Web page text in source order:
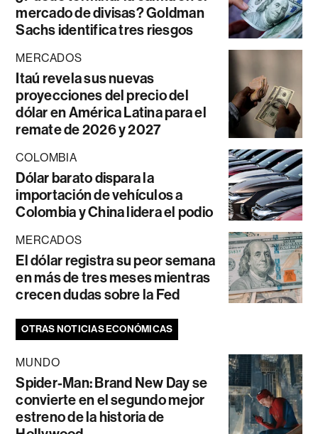
mercado de divisas? Goldman
Sachs identifica tres riesgos
MERCADOS
Itaú revela sus nuevas
proyecciones del precio del
dólar en América Latina para el
remate de 2026 y 2027
COLOMBIA
Dólar barato dispara la
importación de vehículos a
Colombia y China lidera el podio
MERCADOS
El dólar registra su peor semana
en más de tres meses mientras
crecen dudas sobre la Fed
OTRAS NOTICIAS ECONÓMICAS
MUNDO
Spider-Man: Brand New Day se
convierte en el segundo mejor
estreno de la historia de